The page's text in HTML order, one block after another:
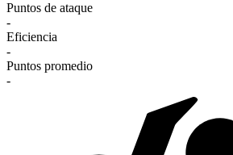
Puntos de ataque
-
Eficiencia
-
Puntos promedio
-